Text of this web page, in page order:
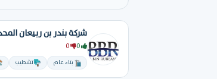
شركة بندر بن ربيعان
بناء عام تشطيب